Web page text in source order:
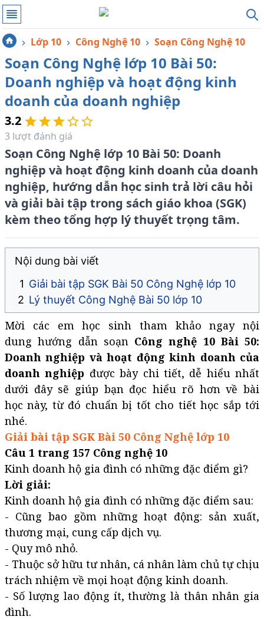
Lớp 10 Công Nghệ 10 Soạn Công Nghệ 10
Soạn Công Nghệ lớp 10 Bài 50:
Doanh nghiệp và hoạt động kinh
doanh của doanh nghiệp
Soạn Công Nghệ lớp 10 Bài 50: Doanh
nghiệp và hoạt động kinh doanh của doanh
nghiệp, hướng dẫn học sinh trả lời câu hỏi
và giải bài tập trong sách giáo khoa (SGK)
kèm theo tổng hợp lý thuyết trọng tâm.
3.2
3 lượt đánh giá
Nội dung bài viết
Giải bài tập SGK Bài 50 Công Nghệ lớp 10
Lý thuyết Công Nghệ Bài 50 lớp 10​​​​​​​
Mời các em học sinh tham khảo ngay nội
dung hướng dẫn soạn Công nghệ 10 Bài 50:
Doanh nghiệp và hoạt động kinh doanh của
doanh nghiệp được bày chi tiết, dễ hiểu nhất
dưới đây sẽ giúp bạn đọc hiểu rõ hơn về bài
học này, từ đó chuẩn bị tốt cho tiết học sắp tới
nhé.
Giải bài tập SGK Bài 50 Công Nghệ lớp 10
Câu 1 trang 157 Công nghệ 10
Kinh doanh hộ gia đình có những đặc điểm gì?
Lời giải:
Kinh doanh hộ gia đình có những đặc điểm sau:
- Cũng bao gồm những hoạt động: sản xuất,
thương mại, cung cấp dịch vụ.
- Quy mô nhỏ.
- Thuộc sở hữu tư nhân, cá nhân làm chủ tự chịu
trách nhiệm về mọi hoạt động kinh doanh.
- Số lượng lao động ít, thường là thân nhân gia
đình.